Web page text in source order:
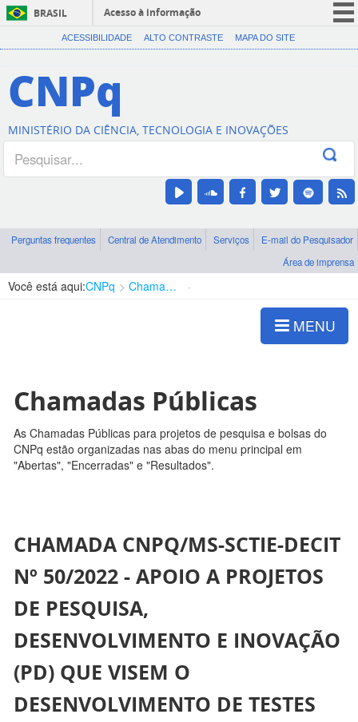
BRASIL
Acesso à informação
CORONAVÍRUS (COVID-19)
Canais
ACESSIBILIDADE ALTO CONTRASTE MAPA DO SITE
CNPq
MINISTÉRIO DA CIÊNCIA, TECNOLOGIA E INOVAÇÕES
Perguntas frequentes Central de Atendimento Serviços
E-mail do Pesquisador
Área de imprensa
Você está aqui:CNPq Chamadas
MENU
Chamadas Públicas
As Chamadas Públicas para projetos de pesquisa e bolsas do
CNPq estão organizadas nas abas do menu principal em
"Abertas", "Encerradas" e "Resultados".
CHAMADA CNPQ/MS-SCTIE-DECIT
Nº 50/2022 - APOIO A PROJETOS
DE PESQUISA,
DESENVOLVIMENTO E INOVAÇÃO
(PD) QUE VISEM O
DESENVOLVIMENTO DE TESTES